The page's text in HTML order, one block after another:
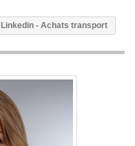
Linkedin - Achats transport